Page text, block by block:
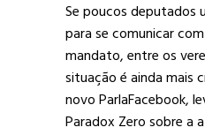
Se poucos deputados
para se comunicar
mandato, entre os
situação é ainda mais
novo ParlaFacebook,
Paradox Zero sobre a